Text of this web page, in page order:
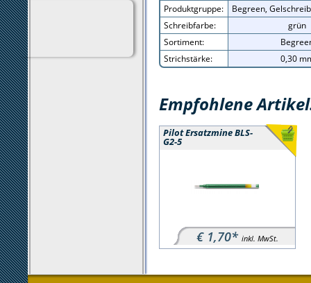
Produktgruppe:
Begreen,
Schreibfarbe:
grün
Sortiment:
Strichstärke:
0,30
Empfohlene
Pilot Ersatzmine BLS-
G2-5
€ 1,70* inkl. MwSt.